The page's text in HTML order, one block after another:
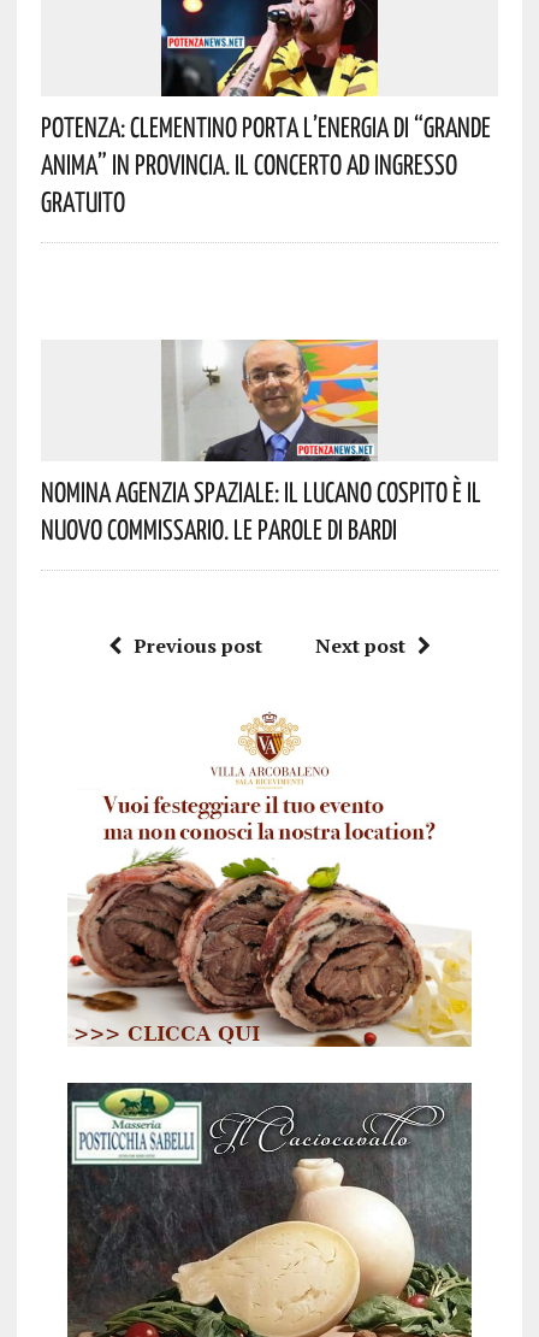
Potenza: Clementino Porta L’energia Di “Grande
Anima” In Provincia. Il Concerto Ad Ingresso
Gratuito
Nomina Agenzia Spaziale: Il Lucano Cospito È Il
Nuovo Commissario. Le Parole Di Bardi
Previous post Next post